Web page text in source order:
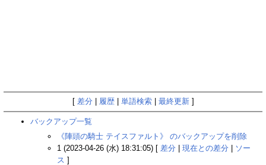
[ 差分 履歴| 単語検索| 最終更新]
バックアップ一覧
《陣頭の騎士 テイスファルト》‎ のバックアップを削除
1 (2023-04-26 (水) 18:31:05) [ 差分 現在との差分
ソー
ス ]